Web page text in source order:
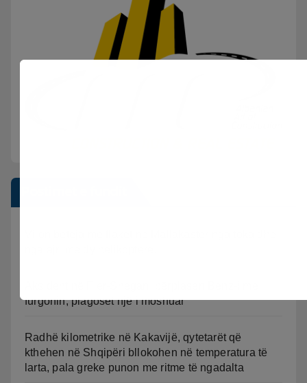
furgonin, plagoset një i moshuar
Radhë kilometrike në Kakavijë, qytetarët që
kthehen në Shqipëri bllokohen në temperatura të
larta, pala greke punon me ritme të ngadalta